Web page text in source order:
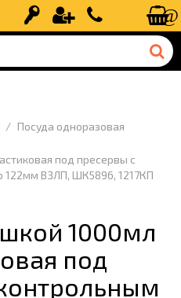
Вход Регистрация+7 (499) 110-
Посуда одноразовая
под пресервы с
ВЗЛП, ШК5896, 1217КП
1000мл
под